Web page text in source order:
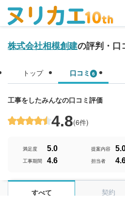
株式会社相模創建の評判・口
トップ 口コミ 6
工事をしたみんなの口コミ評価
4.8(6件)
満足度 5.0 提案内容
工事期間 4.6 担当者
すべて 契約